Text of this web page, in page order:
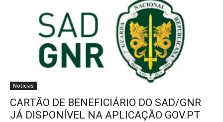
Notícias
CARTÃO DE BENEFICIÁRIO DO SAD/GNR
JÁ DISPONÍVEL NA APLICAÇÃO GOV.PT